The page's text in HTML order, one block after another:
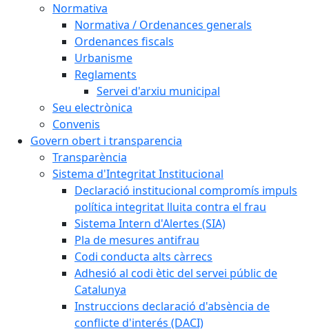
Normativa
Normativa / Ordenances generals
Ordenances fiscals
Urbanisme
Reglaments
Servei d'arxiu municipal
Seu electrònica
Convenis
Govern obert i transparencia
Transparència
Sistema d'Integritat Institucional
Declaració institucional compromís impuls
política integritat lluita contra el frau
Sistema Intern d'Alertes (SIA)
Pla de mesures antifrau
Codi conducta alts càrrecs
Adhesió al codi ètic del servei públic de
Catalunya
Instruccions declaració d'absència de
conflicte d'interés (DACI)